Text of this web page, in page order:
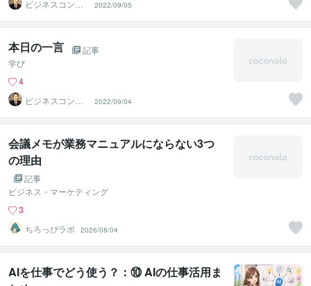
ビジネスコンシ
ェルジュ
2022/09/05
本日の一言
記事
学び
4
ビジネスコンシ
ェルジュ
2022/09/04
会議メモが業務マニュアルにならない3つ
の理由
記事
ビジネス・マーケティング
3
ちろっぴラボ
2026/08/04
AIを仕事でどう使う？：⑩ AIの仕事活用ま